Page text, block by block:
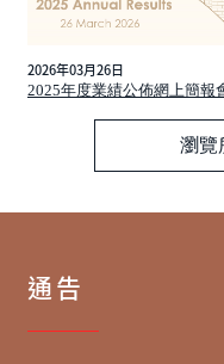
2026年03月26日
2025年度業績公佈網上簡報
瀏覽
通告